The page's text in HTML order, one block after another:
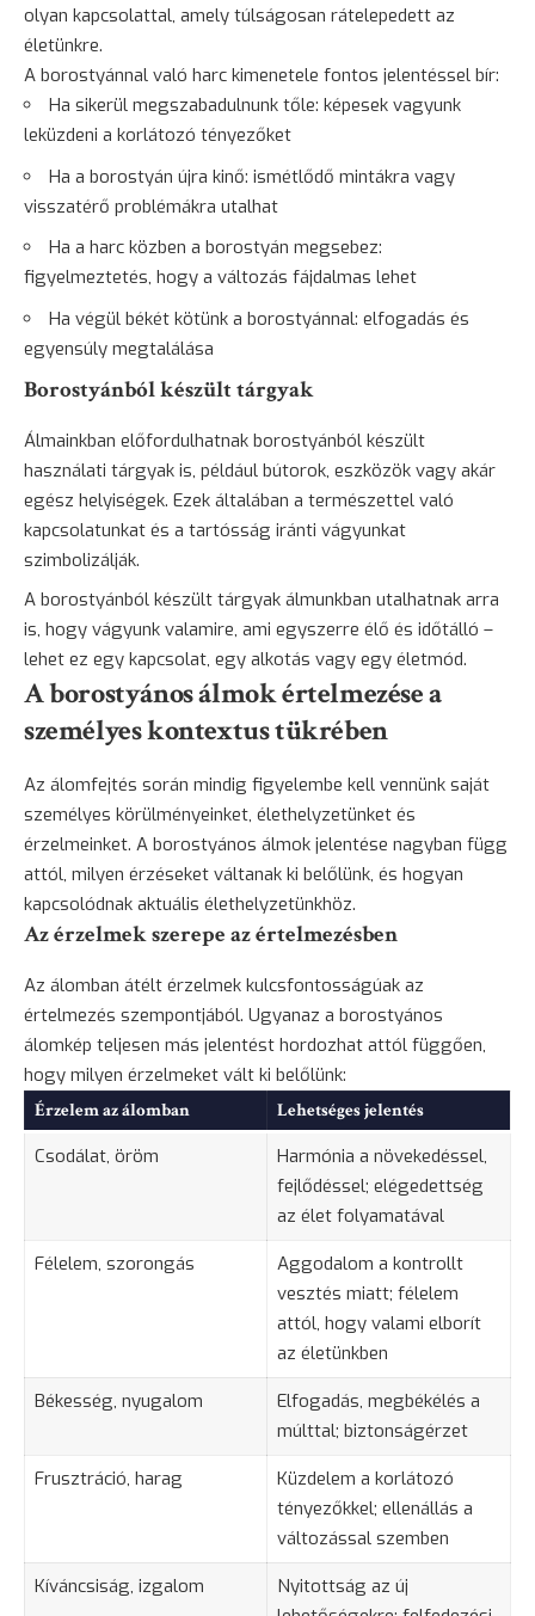
olyan kapcsolattal, amely túlságosan rátelepedett az
életünkre.
A borostyánnal való harc kimenetele fontos jelentéssel bír:
Ha sikerül megszabadulnunk tőle: képesek vagyunk
leküzdeni a korlátozó tényezőket
Ha a borostyán újra kinő: ismétlődő mintákra vagy
visszatérő problémákra utalhat
Ha a harc közben a borostyán megsebez:
figyelmeztetés, hogy a változás fájdalmas lehet
Ha végül békét kötünk a borostyánnal: elfogadás és
egyensúly megtalálása
Borostyánból készült tárgyak
Álmainkban előfordulhatnak borostyánból készült
használati tárgyak is, például bútorok, eszközök vagy akár
egész helyiségek. Ezek általában a természettel való
kapcsolatunkat és a tartósság iránti vágyunkat
szimbolizálják.
A borostyánból készült tárgyak álmunkban utalhatnak arra
is, hogy vágyunk valamire, ami egyszerre élő és időtálló –
lehet ez egy kapcsolat, egy alkotás vagy egy életmód.
A borostyános álmok értelmezése a
személyes kontextus tükrében
Az álomfejtés során mindig figyelembe kell vennünk saját
személyes körülményeinket, élethelyzetünket és
érzelmeinket. A borostyános álmok jelentése nagyban függ
attól, milyen érzéseket váltanak ki belőlünk, és hogyan
kapcsolódnak aktuális élethelyzetünkhöz.
Az érzelmek szerepe az értelmezésben
Az álomban átélt érzelmek kulcsfontosságúak az
értelmezés szempontjából. Ugyanaz a borostyános
álomkép teljesen más jelentést hordozhat attól függően,
hogy milyen érzelmeket vált ki belőlünk:
Érzelem az álomban Lehetséges jelentés
Csodálat, öröm
Harmónia a növekedéssel,
fejlődéssel; elégedettség
az élet folyamatával
Félelem, szorongás
Aggodalom a kontrollt
vesztés miatt; félelem
attól, hogy valami elborít
az életünkben
Békesség, nyugalom
Elfogadás, megbékélés a
múlttal; biztonságérzet
Frusztráció, harag
Küzdelem a korlátozó
tényezőkkel; ellenállás a
változással szemben
Kíváncsiság, izgalom
Nyitottság az új